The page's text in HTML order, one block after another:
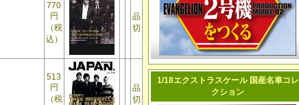
770
円
（税
込）
品
切
513
円
（税
品
切
1/18エクストラスケール 国産名車コレ
クション